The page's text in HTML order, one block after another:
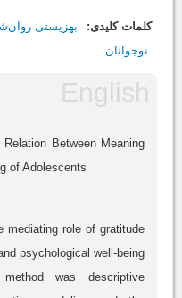
کلمات کلیدی: بهزیستی
نوجوانان
Between Meaning
of Adolescents
mediating role of gratitude
psychological well-being
was descriptive